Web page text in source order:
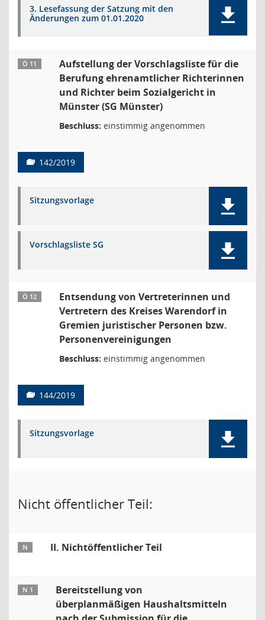
3. Lesefassung der Satzung mit den
Änderungen zum 01.01.2020
Ö 11
Aufstellung der Vorschlagsliste für die
Berufung ehrenamtlicher Richterinnen
und Richter beim Sozialgericht in
Münster (SG Münster)
Beschluss: einstimmig angenommen
142/2019
Sitzungsvorlage
Vorschlagsliste SG
Ö 12
Entsendung von Vertreterinnen und
Vertretern des Kreises Warendorf in
Gremien juristischer Personen bzw.
Personenvereinigungen
Beschluss: einstimmig angenommen
144/2019
Sitzungsvorlage
Nicht öffentlicher Teil:
N II. Nichtöffentlicher Teil
N 1
Bereitstellung von
überplanmäßigen Haushaltsmitteln